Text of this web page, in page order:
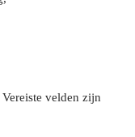
Vereiste velden zijn